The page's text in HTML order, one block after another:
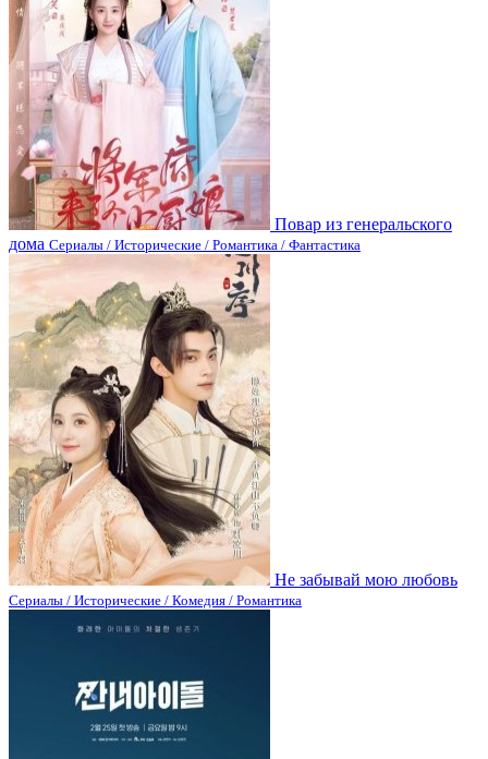
Повар из генеральского
дома Сериалы / Исторические / Романтика / Фантастика
Не забывай мою любовь
Сериалы / Исторические / Комедия / Романтика